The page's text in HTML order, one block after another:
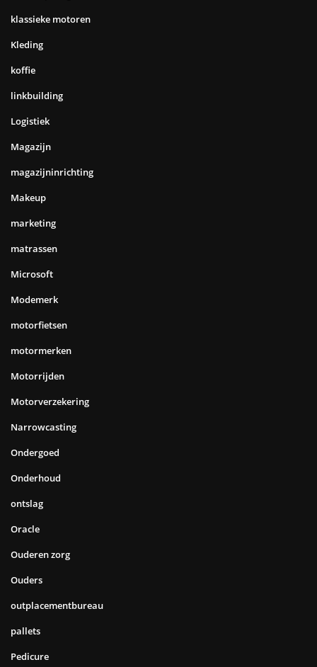
klassieke motoren
Kleding
koffie
linkbuilding
Logistiek
Magazijn
magazijninrichting
Makeup
marketing
matrassen
Microsoft
Modemerk
motorfietsen
motormerken
Motorrijden
Motorverzekering
Narrowcasting
Ondergoed
Onderhoud
ontslag
Oracle
Ouderen zorg
Ouders
outplacementbureau
pallets
Pedicure